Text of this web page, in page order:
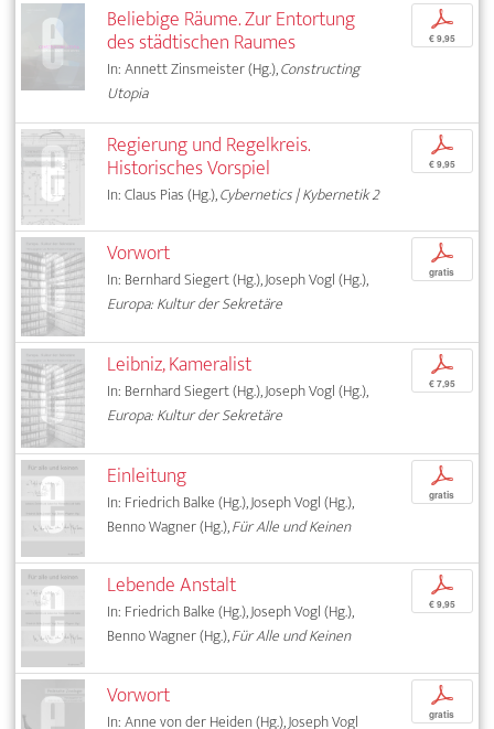
Beliebige Räume. Zur Entortung
des städtischen Raumes
In: Annett Zinsmeister (Hg.),Constructing
Utopia
p
€ 9,95
Regierung und Regelkreis.
Historisches Vorspiel
In: Claus Pias (Hg.),Cybernetics | Kybernetik 2
p
€ 9,95
Vorwort
In: Bernhard Siegert (Hg.), Joseph Vogl (Hg.),
Europa: Kultur der Sekretäre
p
gratis
Leibniz, Kameralist
In: Bernhard Siegert (Hg.), Joseph Vogl (Hg.),
Europa: Kultur der Sekretäre
p
€ 7,95
Einleitung
In: Friedrich Balke (Hg.), Joseph Vogl (Hg.),
Benno Wagner (Hg.),Für Alle und Keinen
p
gratis
Lebende Anstalt
In: Friedrich Balke (Hg.), Joseph Vogl (Hg.),
Benno Wagner (Hg.),Für Alle und Keinen
p
€ 9,95
Vorwort
In: Anne von der Heiden (Hg.), Joseph Vogl
p
gratis